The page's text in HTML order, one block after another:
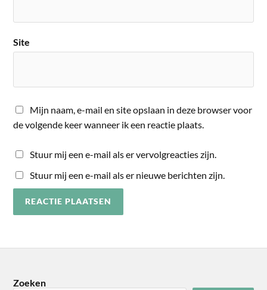
Site
Mijn naam, e-mail en site opslaan in deze browser voor
de volgende keer wanneer ik een reactie plaats.
Stuur mij een e-mail als er vervolgreacties zijn.
Stuur mij een e-mail als er nieuwe berichten zijn.
Zoeken